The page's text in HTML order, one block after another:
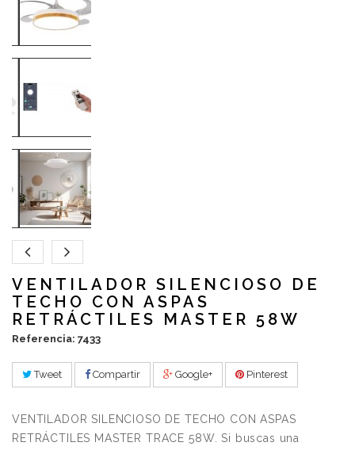
VENTILADOR SILENCIOSO DE
TECHO CON ASPAS
RETRÁCTILES MASTER 58W
Referencia: 7433
Tweet Compartir Google+ Pinterest
VENTILADOR SILENCIOSO DE TECHO CON ASPAS
RETRÁCTILES MASTER TRACE 58W. Si buscas una